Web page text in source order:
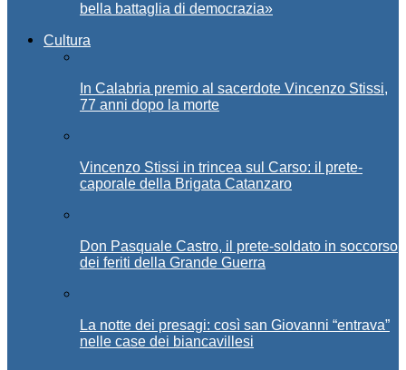
bella battaglia di democrazia»
Cultura
In Calabria premio al sacerdote Vincenzo Stissi,
77 anni dopo la morte
Vincenzo Stissi in trincea sul Carso: il prete-
caporale della Brigata Catanzaro
Don Pasquale Castro, il prete-soldato in soccorso
dei feriti della Grande Guerra
La notte dei presagi: così san Giovanni “entrava”
nelle case dei biancavillesi